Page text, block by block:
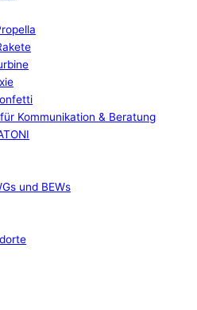
Kommunikation & Beratung
und BEWs